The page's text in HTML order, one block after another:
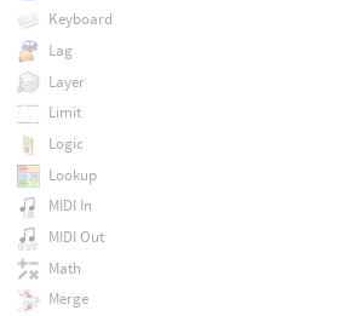
Keyboard
Lag
Layer
Limit
Logic
Lookup
MIDI In
MIDI Out
Math
Merge